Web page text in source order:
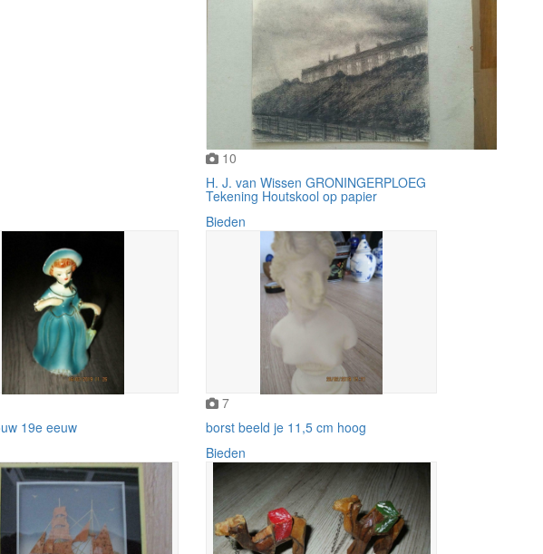
10
H. J. van Wissen GRONINGERPLOEG
Tekening Houtskool op papier
Bieden
19e eeuw
7
borst beeld je 11,5 cm hoog
Bieden